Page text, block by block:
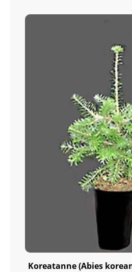
Koreatanne (Abies